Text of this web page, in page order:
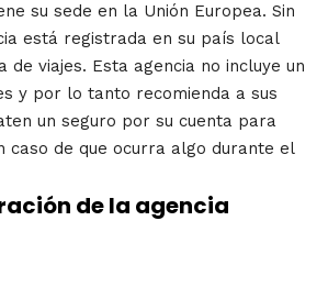
su sede en la Unión Europea. Sin
está registrada en su país local
de viajes. Esta agencia no incluye un
y por lo tanto recomienda a sus
un seguro por su cuenta para
caso de que ocurra algo durante el
de la agencia